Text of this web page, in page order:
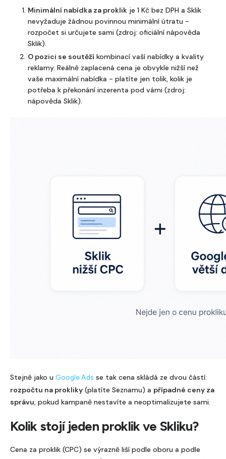
Minimální nabídka za proklik je 1 Kč bez DPH a Sklik
nevyžaduje žádnou povinnou minimální útratu -
rozpočet si určujete sami (zdroj: oficiální nápověda
Sklik).
O pozici se soutěží kombinací vaší nabídky a kvality
reklamy. Reálně zaplacená cena je obvykle nižší než
vaše maximální nabídka - platíte jen tolik, kolik je
potřeba k překonání inzerenta pod vámi (zdroj:
nápověda Sklik).
Stejně jako u Google Ads se tak cena skládá ze dvou částí:
rozpočtu na prokliky (platíte Seznamu) a případné ceny za
správu, pokud kampaně nestavíte a neoptimalizujete sami.
Kolik stojí jeden proklik ve Skliku?
Cena za proklik (CPC) se výrazně liší podle oboru a podle